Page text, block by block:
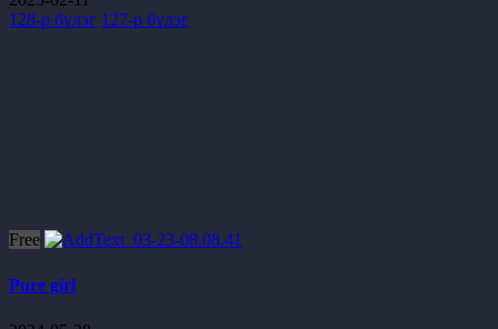
128-р бүлэг 127-р бүлэг
Free
Pure girl